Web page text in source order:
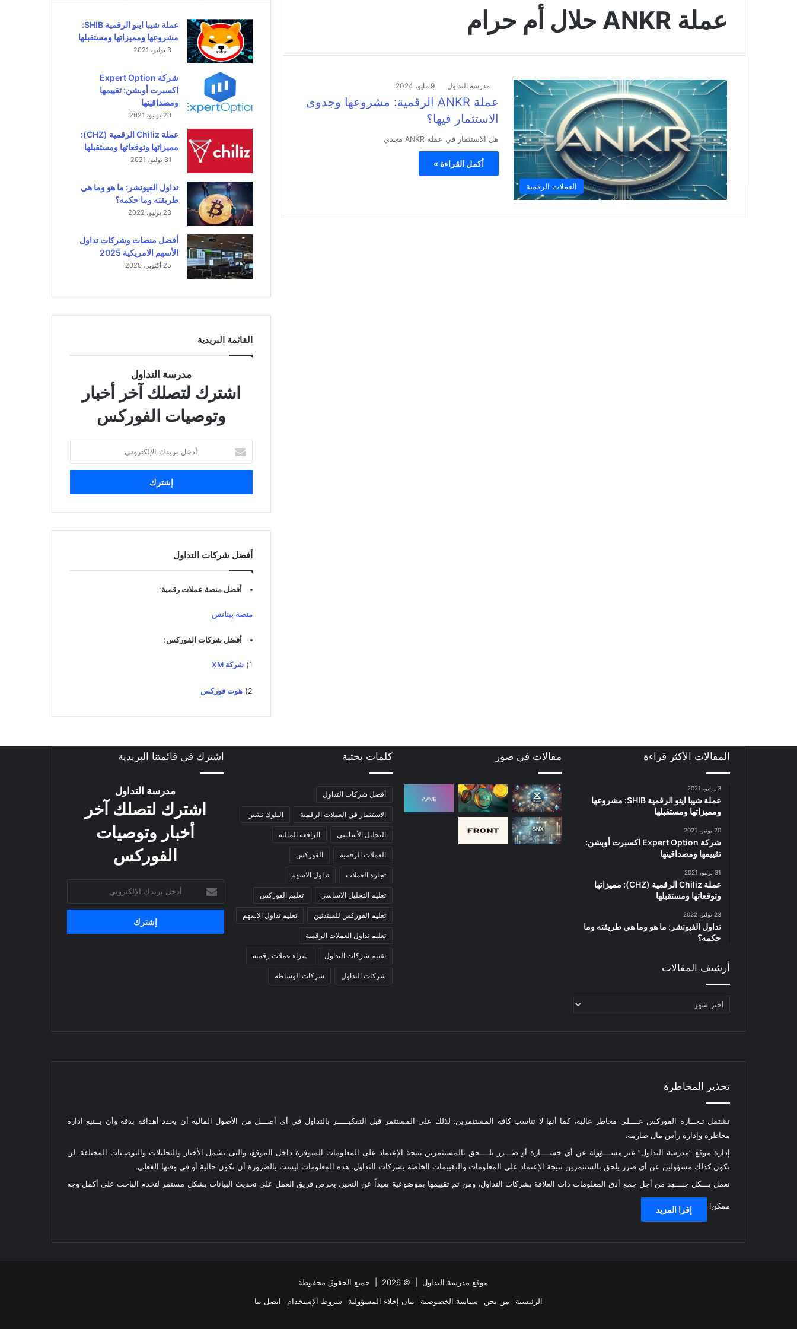
عملة ANKR حلال أم حرام
العملات الرقمية
مدرسة التداول 9 مايو، 2024
عملة ANKR الرقمية: مشروعها وجدوى
الاستثمار فيها؟
هل الاستثمار في عملة ANKR مجدي
أكمل القراءة »
عملة شيبا اينو الرقمية SHIB:
مشروعها ومميزاتها ومستقبلها
3 يوليو، 2021
شركة Expert Option
اكسبرت أوبشن: تقييمها
ومصداقيتها
20 يونيو، 2021
عملة Chiliz الرقمية (CHZ):
مميزاتها وتوقعاتها ومستقبلها
31 يوليو، 2021
تداول الفيوتشر: ما هو وما هي
طريقته وما حكمه؟
23 يوليو، 2022
أفضل منصات وشركات تداول
الأسهم الامريكية 2025
25 أكتوبر، 2020
القائمة البريدية
مدرسة التداول
اشترك لتصلك آخر أخبار
وتوصيات الفوركس
خ
ب
د
ا
ل
ت
ي
أفضل شركات التداول
أفضل منصة عملات رقمية:
منصة بينانس
أفضل شركات الفوركس:
1) شركة XM
2) هوت فوركس
المقالات الأكثر قراءة
3 يوليو، 2021
عملة شيبا اينو الرقمية SHIB: مشروعها
ومميزاتها ومستقبلها
20 يونيو، 2021
شركة Expert Option اكسبرت أوبشن:
تقييمها ومصداقيتها
31 يوليو، 2021
عملة Chiliz الرقمية (CHZ): مميزاتها
وتوقعاتها ومستقبلها
23 يوليو، 2022
تداول الفيوتشر: ما هو وما هي طريقته وما
حكمه؟
أرشيف المقالات
أرشيف
مقالات في صور كلمات بحثية
أفضل شركات التداول
الاستثمار في العملات الرقمية البلوك تشين
التحليل الأساسي الرافعة المالية
العملات الرقمية الفوركس
تجارة العملات تداول الاسهم
تعليم التحليل الاساسي تعليم الفوركس
تعليم الفوركس للمبتدئين تعليم تداول الاسهم
تعليم تداول العملات الرقمية
تقييم شركات التداول شراء عملات رقمية
شركات التداول شركات الوساطة
اشترك في قائمتنا البريدية
مدرسة التداول
اشترك لتصلك آخر
أخبار وتوصيات
الفوركس
بريدك
الإلكتروني
تحذير المخاطرة
تشتمل تـجــارة الفوركس عــــلى مخاطر عالية، كما أنها لا تناسب كافة المستثمرين. لذلك على المستثمر قبل التفكيـــــر بالتداول في أي أصـــل من الأصول المالية أن يحدد أهدافه بدقة وأن يــتبع ادارة
مخاطرة وإدارة رأس مال صارمة.
إدارة موقع “مدرسة التداول” غير مســـؤولة عن أي خســــارة أو ضـــرر يلــــحق بالمستثمرين نتيجة الإعتماد على المعلومات المتوفرة داخل الموقع، والتي تشمل الأخبار والتحليلات والتوصـيات المختلفة. لن
نكون كذلك مسؤولين عن أي ضرر يلحق بالستثمرين نتيجة الإعتماد على المعلومات والتقييمات الخاصة بشركات التداول. هذه المعلومات ليست بالضرورة أن تكون حالية أو في وقتها الفعلي.
نعمل بـــكل جــــهد من أجل جمع أدق المعلومات ذات العلاقة بشركات التداول، ومن ثم تقييمها بموضوعية بعيداً عن التحيز. يحرص فريق العمل على تحديث البيانات بشكل مستمر لتخدم الباحث على أكمل وجه
ممكن! إقرا المزيد
موقع مدرسة التداول | © 2026 | جميع الحقوق محفوظة
الرئيسية
من نحن سياسة الخصوصية بيان إخلاء المسؤولية شروط الإستخدام
اتصل بنا